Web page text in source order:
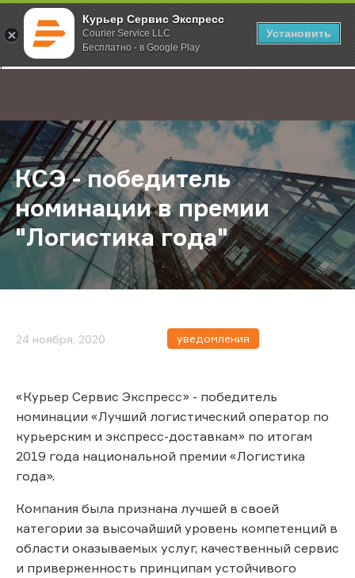
Курьер Сервис Экспресс
Courier Service LLC
Бесплатно - в Google Play
Установить
;
Главная О компании Новости КСЭ - победитель номинации в
КСЭ - победитель
номинации в премии
"Логистика года"
24 ноября, 2020 уведомления
«Курьер Сервис Экспресс» - победитель
номинации «Лучший логистический оператор по
курьерским и экспресс-доставкам» по итогам
2019 года национальной премии «Логистика
года».
Компания была признана лучшей в своей
категории за высочайший уровень компетенций в
области оказываемых услуг, качественный сервис
и приверженность принципам устойчивого